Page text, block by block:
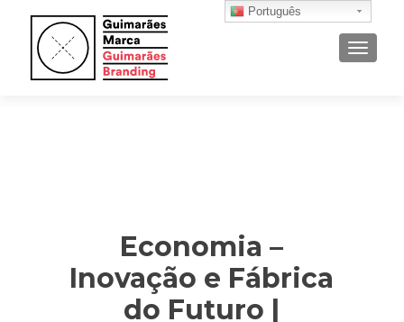
Economia –
Inovação e Fábrica
do Futuro |
Português